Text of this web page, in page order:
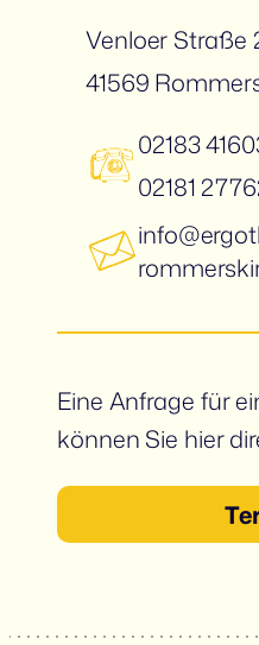
Venloer Straße
41569
02183
02181
Eine Anfrage für
können Sie hier